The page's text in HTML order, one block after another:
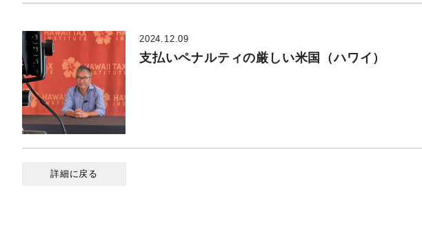
2024.12.09
支払いペナルティの厳しい米国（ハワイ）
詳細に戻る